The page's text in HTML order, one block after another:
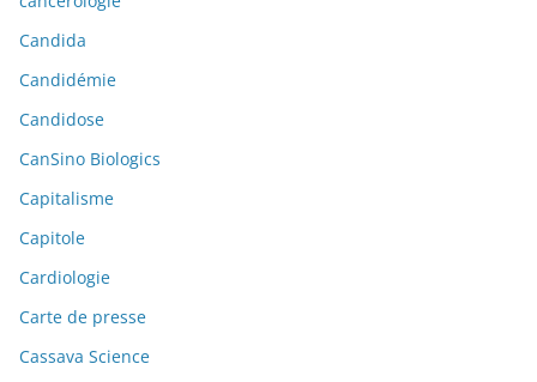
Candida
Candidémie
Candidose
CanSino Biologics
Capitalisme
Capitole
Cardiologie
Carte de presse
Cassava Science